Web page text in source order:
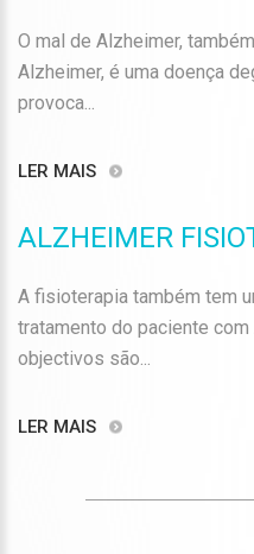
O mal de Alzheimer,
Alzheimer, é uma doença
provoca...
LER MAIS
ALZHEIMER
A fisioterapia também tem
tratamento do paciente
objectivos são...
LER MAIS